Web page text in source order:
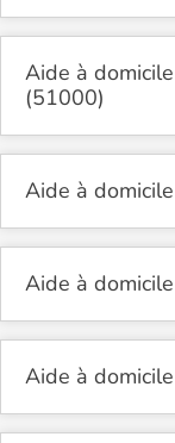
Aide à
(51000)
Aide à
Aide à
Aide à